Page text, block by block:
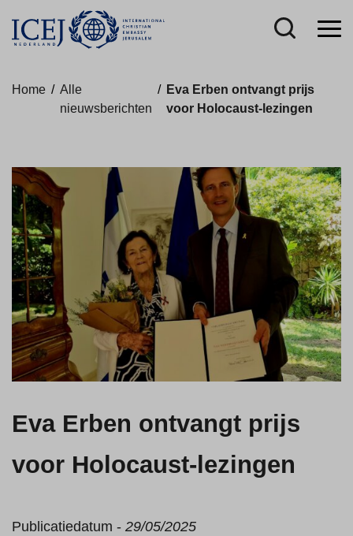
Home / Alle
nieuwsberichten
/ Eva Erben ontvangt prijs
voor Holocaust-lezingen
Eva Erben ontvangt prijs
voor Holocaust-lezingen
Publicatiedatum - 29/05/2025